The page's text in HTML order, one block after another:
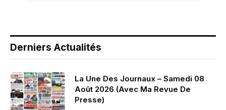
Derniers Actualités
La Une Des Journaux – Samedi 08
Août 2026 (Avec Ma Revue De
Presse)